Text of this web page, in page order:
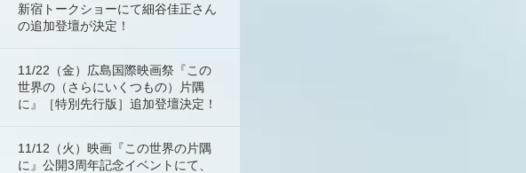
新宿トークショーにて細谷佳正さん
の追加登壇が決定！
11/22（金）広島国際映画祭『この
世界の（さらにいくつもの）片隅
に』［特別先行版］追加登壇決定！
11/12（火）映画『この世界の片隅
に』公開3周年記念イベントにて、